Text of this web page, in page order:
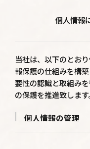
個人情報
当社は、以下のとお
報保護の仕組みを構
要性の認識と取組み
の保護を推進致します
個人情報の管理
当社は、お客さま